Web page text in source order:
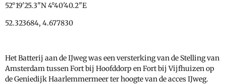
52°19'25.3"N 4°40'40.2"E
52.323684, 4.677830
Het Batterij aan de IJweg was een versterking van de Stelling van
Amsterdam tussen Fort bij Hoofddorp en Fort bij Vijfhuizen op
de Geniedijk Haarlemmermeer ter hoogte van de acces IJweg.